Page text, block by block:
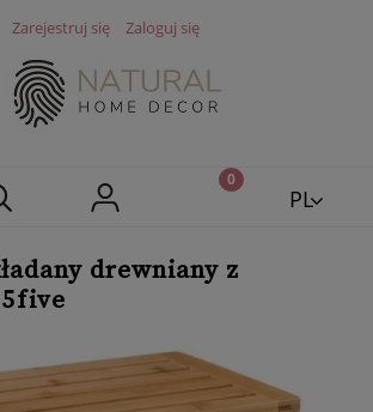
Zarejestruj się Zaloguj się
PL
drewniany z